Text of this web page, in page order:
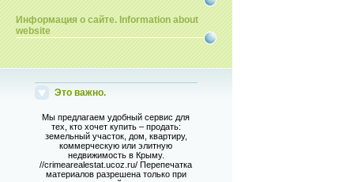
Информация о сайте. Information about
website
Это важно.
Мы предлагаем удобный сервис для
тех, кто хочет купить – продать:
земельный участок, дом, квартиру,
коммерческую или элитную
недвижимость в Крыму.
//crimearealestat.ucoz.ru/ Перепечатка
материалов разрешена только при